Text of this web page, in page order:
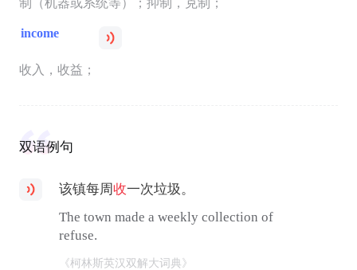
制（机器或系统等）；抑制，克制；
income
收入，收益；
双语例句
该镇每周收一次垃圾。
The town made a weekly collection of
refuse.
《柯林斯英汉双解大词典》